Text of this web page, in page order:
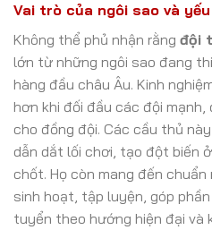
Vai trò của ngôi sao và
Không thể phủ nhận rằng đội
lớn từ những ngôi sao đang
hàng đầu châu Âu. Kinh
hơn khi đối đầu các đội
cho đồng đội. Các cầu thủ
dẫn dắt lối chơi, tạo đột biến
chốt. Họ còn mang đến
sinh hoạt, tập luyện, góp
tuyển theo hướng hiện đại và